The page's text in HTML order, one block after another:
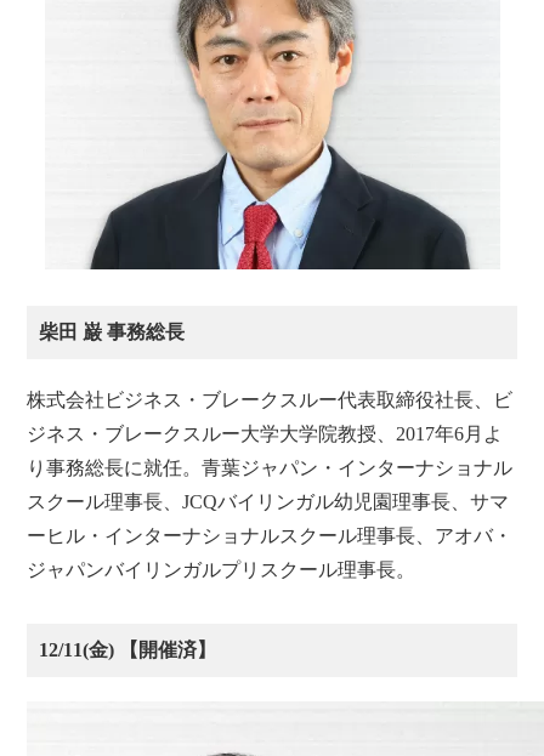
柴田 巌 事務総長
株式会社ビジネス・ブレークスルー代表取締役社長、ビ
ジネス・ブレークスルー大学大学院教授、2017年6月よ
り事務総長に就任。青葉ジャパン・インターナショナル
スクール理事長、JCQバイリンガル幼児園理事長、サマ
ーヒル・インターナショナルスクール理事長、アオバ・
ジャパンバイリンガルプリスクール理事長。
12/11(金) 【開催済】